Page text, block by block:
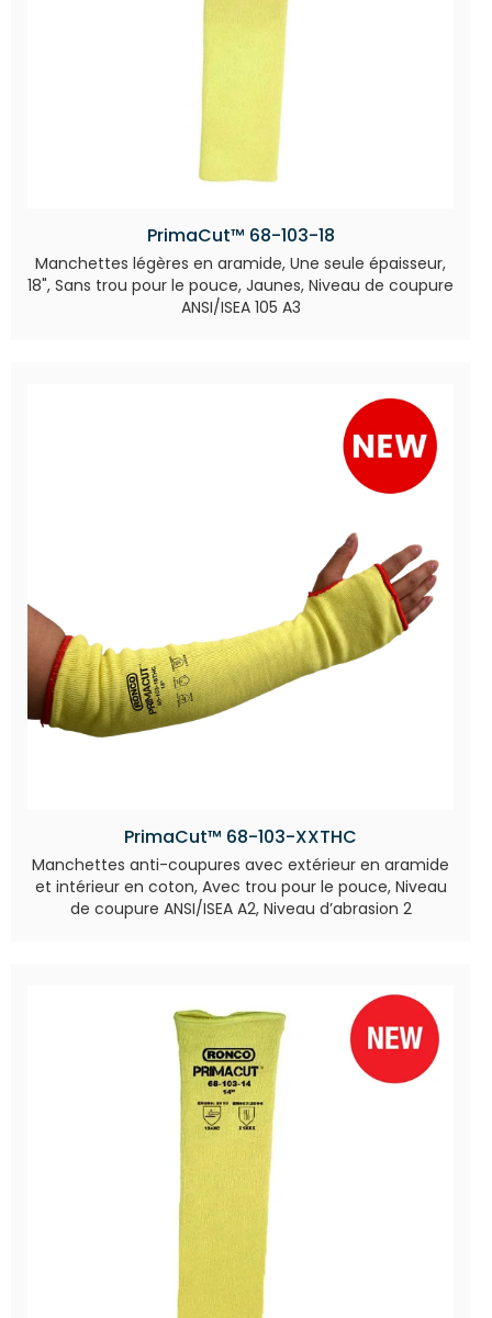
PrimaCut™ 68-103-18
Manchettes légères en aramide, Une seule épaisseur,
18", Sans trou pour le pouce, Jaunes, Niveau de coupure
ANSI/ISEA 105 A3
PrimaCut™ 68-103-XXTHC
Manchettes anti-coupures avec extérieur en aramide
et intérieur en coton, Avec trou pour le pouce, Niveau
de coupure ANSI/ISEA A2, Niveau d’abrasion 2